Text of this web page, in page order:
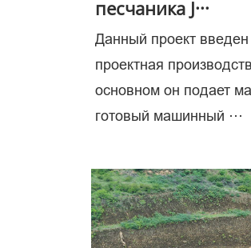
песчаника J···
Данный проект
проектная
основном он подает
готовый машинный ···